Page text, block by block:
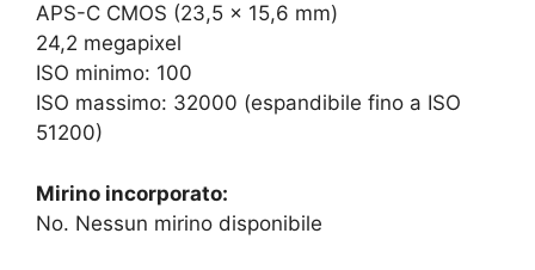
APS-C CMOS (23,5 x 15,6 mm)
24,2 megapixel
ISO minimo: 100
ISO massimo: 32000 (espandibile fino a ISO
51200)
Mirino incorporato:
No. Nessun mirino disponibile